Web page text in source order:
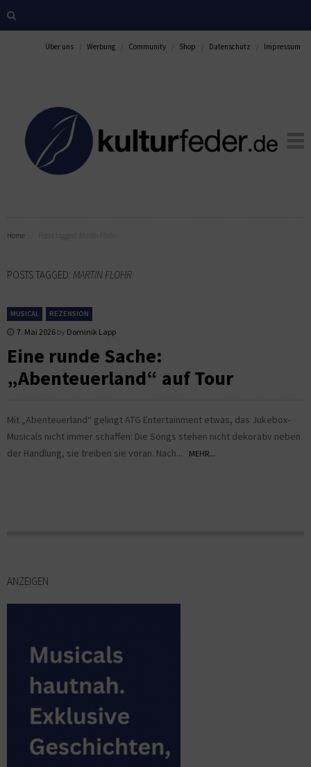
Über uns Werbung Community Shop Datenschutz Impressum
Home
POSTS TAGGED: MARTIN FLOHR
MUSICAL REZENSION
7. Mai 2026 by Dominik Lapp
Eine runde Sache:
„Abenteuerland“ auf Tour
Mit „Abenteuerland“ gelingt ATG Entertainment etwas, das Jukebox-
Musicals nicht immer schaffen: Die Songs stehen nicht dekorativ neben
der Handlung, sie treiben sie voran. Nach...
MEHR...
ANZEIGEN